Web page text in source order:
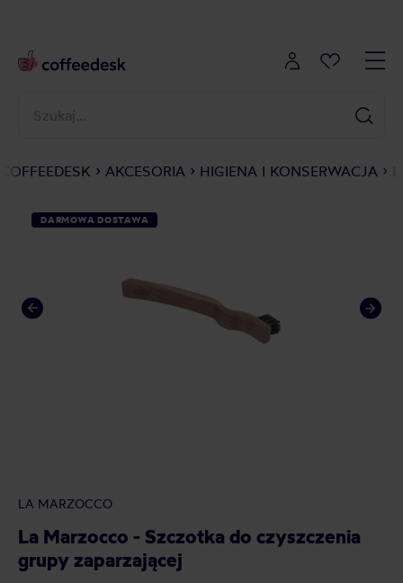
COFFEEDESK AKCESORIA HIGIENA I KONSERWACJA
DARMOWA DOSTAWA
LA MARZOCCO
La Marzocco - Szczotka do czyszczenia
grupy zaparzającej